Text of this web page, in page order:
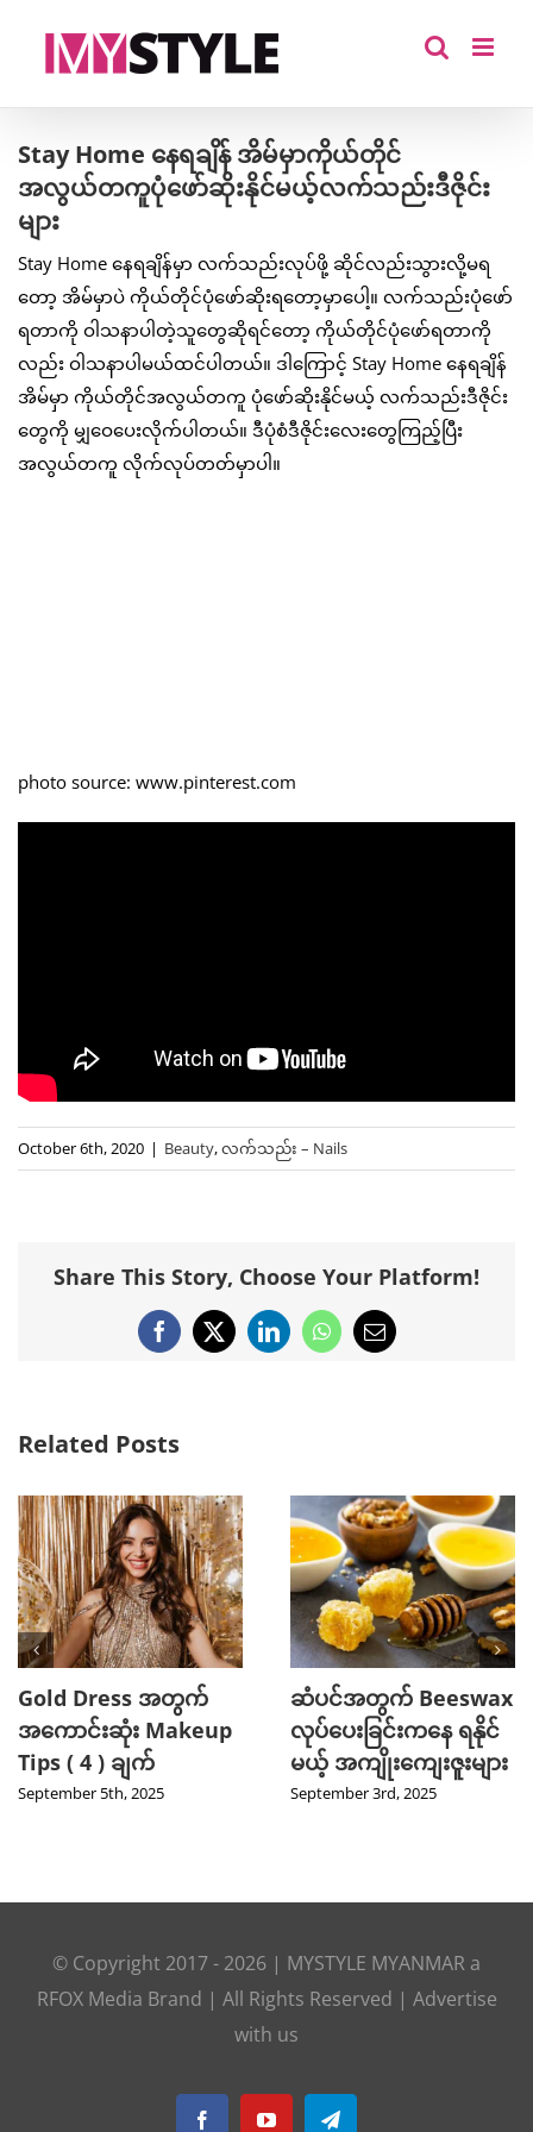
Stay Home နေရချိန် အိမ်မှာကိုယ်တိုင်
အလွယ်တကူပုံဖော်ဆိုးနိုင်မယ့်လက်သည်းဒီဇိုင်း
များ
Stay Home နေရချိန်မှာ လက်သည်းလုပ်ဖို့ ဆိုင်လည်းသွားလို့မရ
တော့ အိမ်မှာပဲ ကိုယ်တိုင်ပုံဖော်ဆိုးရတော့မှာပေါ့။ လက်သည်းပုံဖော်
ရတာကို ဝါသနာပါတဲ့သူတွေဆိုရင်တော့ ကိုယ်တိုင်ပုံဖော်ရတာကို
လည်း ဝါသနာပါမယ်ထင်ပါတယ်။ ဒါကြောင့် Stay Home နေရချိန်
အိမ်မှာ ကိုယ်တိုင်အလွယ်တကူ ပုံဖော်ဆိုးနိုင်မယ့် လက်သည်းဒီဇိုင်း
တွေကို မျှဝေပေးလိုက်ပါတယ်။ ဒီပုံစံဒီဇိုင်းလေးတွေကြည့်ပြီး
အလွယ်တကူ လိုက်လုပ်တတ်မှာပါ။
photo source: www.pinterest.com
October 6th, 2020 | Beauty,လက်သည်း – Nails
Share This Story, Choose Your Platform!
Facebook
X LinkedInWhatsApp
Email
Related Posts
Gold Dress အတွက်
အကောင်းဆုံး Makeup
Tips ( 4 ) ချက်
September 5th, 2025
ဆံပင်အတွက် Beeswax
လုပ်ပေးခြင်းကနေ ရနိုင်
မယ့် အကျိုးကျေးဇူးများ
September 3rd, 2025
© Copyright 2017 - 2026 | MYSTYLE MYANMAR a
RFOX Media Brand | All Rights Reserved | Advertise
with us